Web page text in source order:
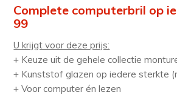
Complete computerbril op
99
U krijgt voor deze prijs:
+ Keuze uit de gehele collectie
+ Kunststof glazen op iedere sterkte
+ Voor computer én lezen